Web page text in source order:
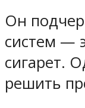
Он
систем —
сигарет.
решить